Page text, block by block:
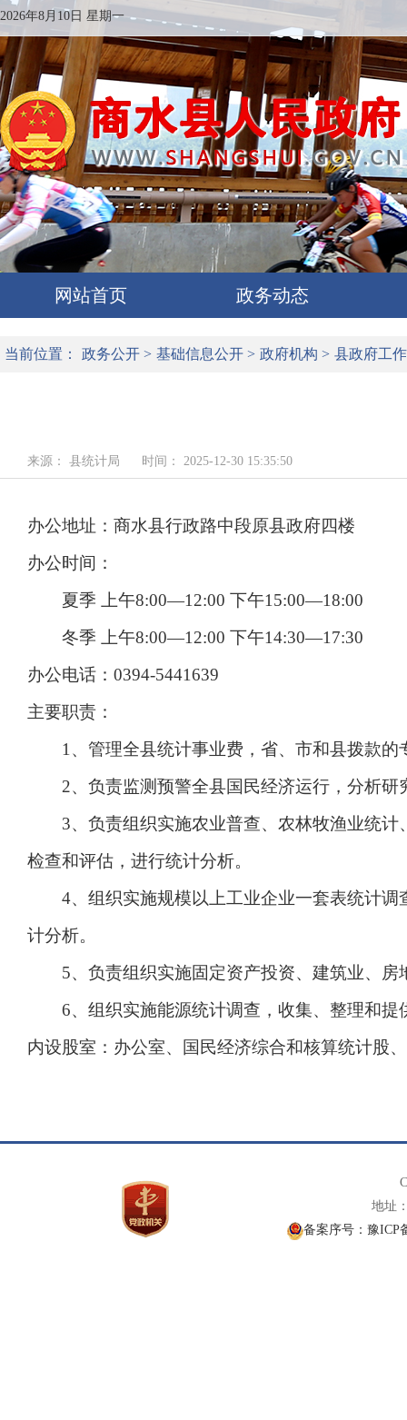
2026年8月10日 星期一
网站首页 政务动态
当前位置： 政务公开 > 基础信息公开 > 政府机构 > 县政府工
来源： 县统计局 时间： 2025-12-30 15:35:50
办公地址：商水县行政路中段原县政府四楼
办公时间：
夏季 上午8:00—12:00 下午15:00—18:00
冬季 上午8:00—12:00 下午14:30—17:30
办公电话：0394-5441639
主要职责：
1、管理全县统计事业费，省、市和县拨款的
2、负责监测预警全县国民经济运行，分析研
3、负责组织实施农业普查、农林牧渔业统计
检查和评估，进行统计分析。
4、组织实施规模以上工业企业一套表统计调
计分析。
5、负责组织实施固定资产投资、建筑业、房
6、组织实施能源统计调查，收集、整理和提
内设股室： 办公室、 国民经济综合和核算统计股、
地址
备案序号：豫ICP